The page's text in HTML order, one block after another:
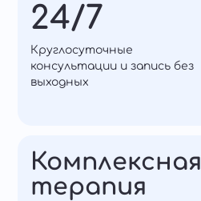
24/7
Круглосуточные
консультации и запись без
выходных
Комплексная
терапия